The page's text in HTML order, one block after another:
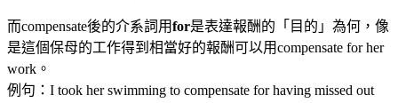
而compensate後的介系詞用for是表達報酬的「目的」為何，像
是這個保母的工作得到相當好的報酬可以用compensate for her
work。
例句：I took her swimming to compensate for having missed out